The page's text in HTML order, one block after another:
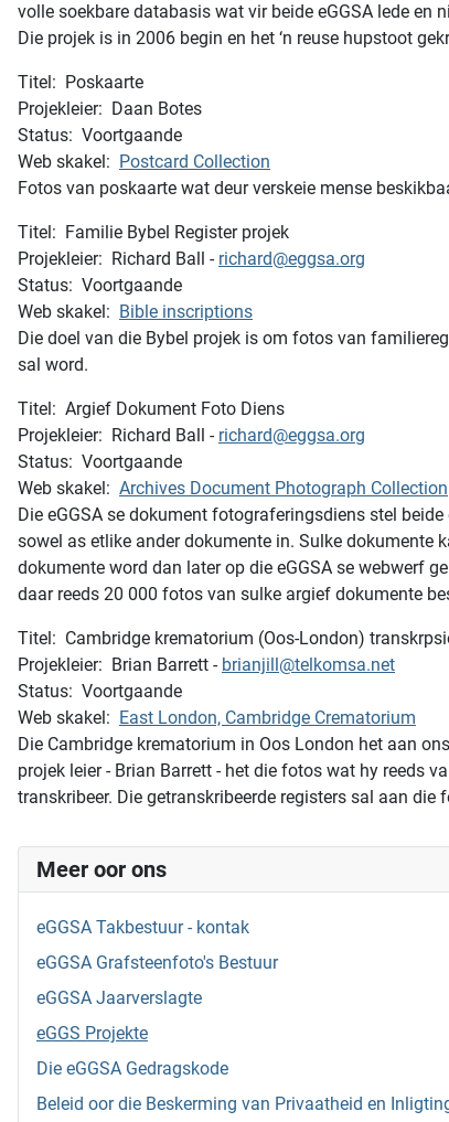
Meer oor ons
eGGSA Takbestuur - kontak
eGGSA Grafsteenfoto's Bestuur
eGGSA Jaarverslagte
eGGS Projekte
Die eGGSA Gedragskode
Beleid oor die Beskerming van Privaatheid en
volle soekbare databasis wat vir beide eGGSA lede en
Die projek is in 2006 begin en het ‘n reuse hupstoot
Titel: Poskaarte
Projekleier: Daan Botes
Status: Voortgaande
Web skakel: Postcard Collection
Fotos van poskaarte wat deur verskeie mense
Titel: Familie Bybel Register projek
Projekleier: Richard Ball - richard@eggsa.org
Status: Voortgaande
Web skakel: Bible inscriptions
Die doel van die Bybel projek is om fotos van
sal word.
Titel: Argief Dokument Foto Diens
Projekleier: Richard Ball - richard@eggsa.org
Status: Voortgaande
Web skakel: Archives Document Photograph Collection
Die eGGSA se dokument fotograferingsdiens stel
sowel as etlike ander dokumente in. Sulke dokumente
dokumente word dan later op die eGGSA se webwerf
daar reeds 20 000 fotos van sulke argief dokumente
Titel: Cambridge krematorium (Oos-London)
Projekleier: Brian Barrett - brianjill@telkomsa.net
Status: Voortgaande
Web skakel: East London, Cambridge Crematorium
Die Cambridge krematorium in Oos London het aan
projek leier - Brian Barrett - het die fotos wat hy reeds
transkribeer. Die getranskribeerde registers sal aan